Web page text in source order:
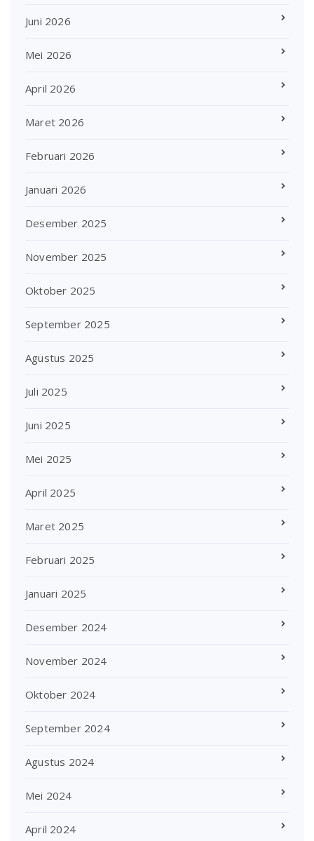
Juni 2026
Mei 2026
April 2026
Maret 2026
Februari 2026
Januari 2026
Desember 2025
November 2025
Oktober 2025
September 2025
Agustus 2025
Juli 2025
Juni 2025
Mei 2025
April 2025
Maret 2025
Februari 2025
Januari 2025
Desember 2024
November 2024
Oktober 2024
September 2024
Agustus 2024
Mei 2024
April 2024